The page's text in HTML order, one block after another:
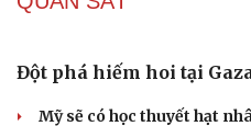
CHÍNH TRỊ